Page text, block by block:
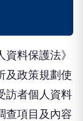
料保護法》
及政策規劃使
訪者個人資料
查項目及內容